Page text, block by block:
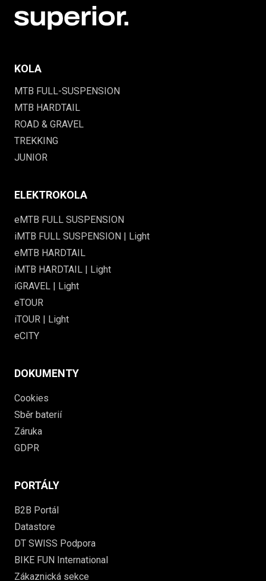
KOLA
MTB FULL-SUSPENSION
MTB HARDTAIL
ROAD & GRAVEL
TREKKING
JUNIOR
ELEKTROKOLA
eMTB FULL SUSPENSION
iMTB FULL SUSPENSION | Light
eMTB HARDTAIL
iMTB HARDTAIL | Light
iGRAVEL | Light
eTOUR
iTOUR | Light
eCITY
DOKUMENTY
Cookies
Sběr baterií
Záruka
GDPR
PORTÁLY
B2B Portál
Datastore
DT SWISS Podpora
BIKE FUN International
Zákaznická sekce